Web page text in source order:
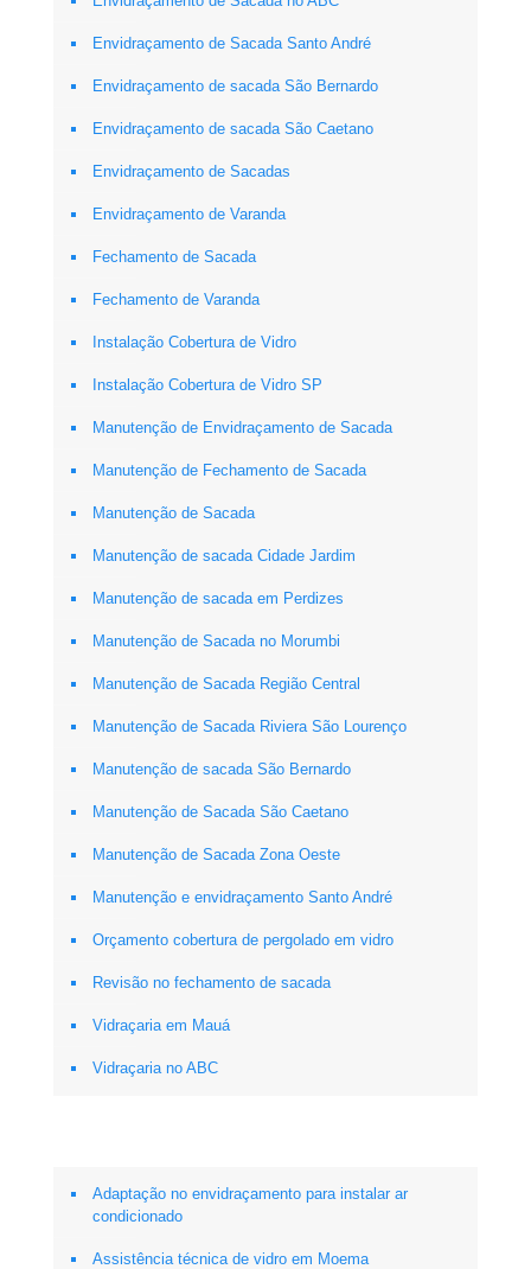
Envidraçamento de Sacada Santo André
Envidraçamento de sacada São Bernardo
Envidraçamento de sacada São Caetano
Envidraçamento de Sacadas
Envidraçamento de Varanda
Fechamento de Sacada
Fechamento de Varanda
Instalação Cobertura de Vidro
Instalação Cobertura de Vidro SP
Manutenção de Envidraçamento de Sacada
Manutenção de Fechamento de Sacada
Manutenção de Sacada
Manutenção de sacada Cidade Jardim
Manutenção de sacada em Perdizes
Manutenção de Sacada no Morumbi
Manutenção de Sacada Região Central
Manutenção de Sacada Riviera São Lourenço
Manutenção de sacada São Bernardo
Manutenção de Sacada São Caetano
Manutenção de Sacada Zona Oeste
Manutenção e envidraçamento Santo André
Orçamento cobertura de pergolado em vidro
Revisão no fechamento de sacada
Vidraçaria em Mauá
Vidraçaria no ABC
Adaptação no envidraçamento para instalar ar
condicionado
Assistência técnica de vidro em Moema